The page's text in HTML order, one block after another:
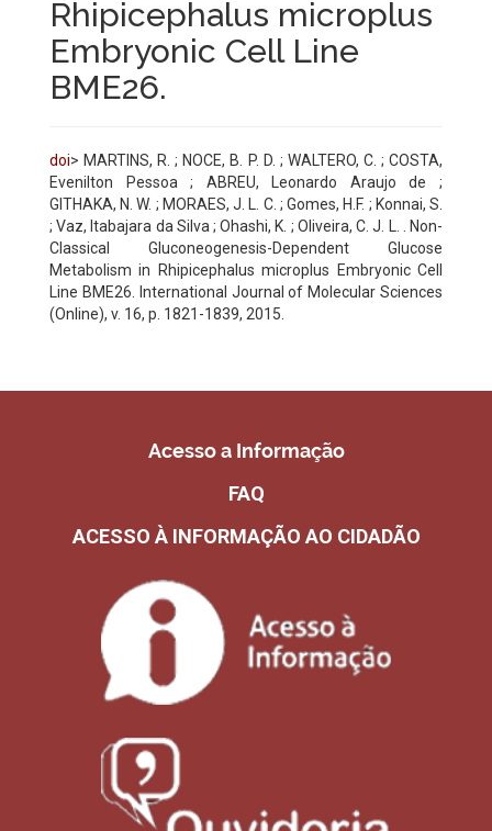
Rhipicephalus microplus
Embryonic Cell Line
BME26.
doi> MARTINS, R. ; NOCE, B. P. D. ; WALTERO, C. ; COSTA,
Evenilton Pessoa ; ABREU, Leonardo Araujo de ;
GITHAKA, N. W. ; MORAES, J. L. C. ; Gomes, H.F. ; Konnai, S.
; Vaz, Itabajara da Silva ; Ohashi, K. ; Oliveira, C. J. L. . Non-
Classical Gluconeogenesis-Dependent Glucose
Metabolism in Rhipicephalus microplus Embryonic Cell
Line BME26. International Journal of Molecular Sciences
(Online), v. 16, p. 1821-1839, 2015.
Acesso a Informação
FAQ
ACESSO À INFORMAÇÃO AO CIDADÃO